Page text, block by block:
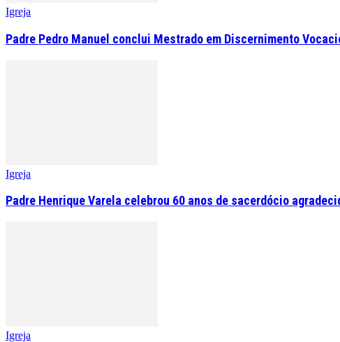
Igreja
Padre Pedro Manuel conclui Mestrado em Discernimento
Igreja
Padre Henrique Varela celebrou 60 anos de sacerdócio
Igreja